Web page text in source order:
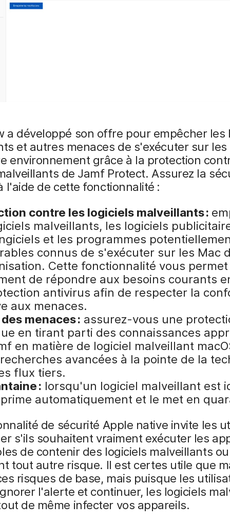
a développé son offre pour empêcher les
et autres menaces de s'exécuter sur les
environnement grâce à la protection
de Jamf Protect. Assurez la
l'aide de cette fonctionnalité :
contre les logiciels malveillants :
malveillants, les logiciels
et les programmes
connus de s'exécuter sur les Mac
Cette fonctionnalité vous permet
de répondre aux besoins courants
antivirus afin de respecter la
aux menaces.
menaces : assurez-vous une
en tirant parti des connaissances
en matière de logiciel malveillant
avancées à la pointe de la
flux tiers.
: lorsqu'un logiciel malveillant est
automatiquement et le met en
de sécurité Apple native invite les
s'ils souhaitent vraiment exécuter les
de contenir des logiciels malveillants ou
tout autre risque. Il est certes utile que
risques de base, mais puisque les
l'alerte et continuer, les logiciels
de même infecter vos appareils.